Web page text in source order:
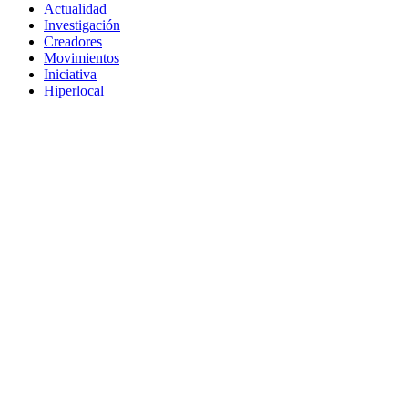
Actualidad
Investigación
Creadores
Movimientos
Iniciativa
Hiperlocal